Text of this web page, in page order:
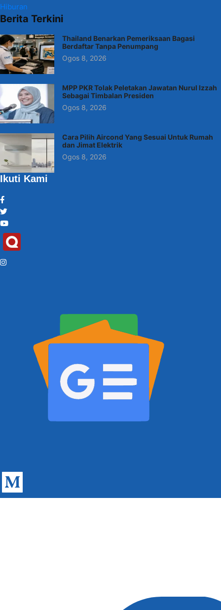
Hiburan
Berita Terkini
Thailand Benarkan Pemeriksaan Bagasi
Berdaftar Tanpa Penumpang
Ogos 8, 2026
MPP PKR Tolak Peletakan Jawatan Nurul Izzah
Sebagai Timbalan Presiden
Ogos 8, 2026
Cara Pilih Aircond Yang Sesuai Untuk Rumah
dan Jimat Elektrik
Ogos 8, 2026
Ikuti Kami